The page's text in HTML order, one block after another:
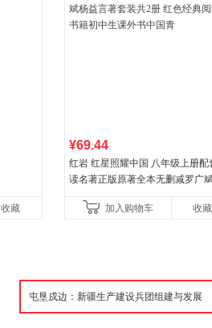
收藏
¥69.44
红岩 红星照耀中国 八年级上册配
读名著正版原著全本无删减罗广
初中生课外书中国青
加入购物车 收藏